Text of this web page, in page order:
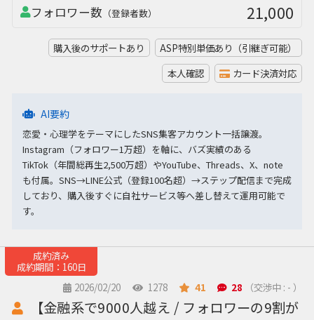
フォロワー数 （登録者数） 21,000
購入後のサポートあり
ASP特別単価あり（引継ぎ可能）
本人確認
カード決済対応
AI要約
恋愛・心理学をテーマにしたSNS集客アカウント一括譲渡。
Instagram（フォロワー1万超）を軸に、バズ実績のある
TikTok（年間総再生2,500万超）やYouTube、Threads、X、note
も付属。SNS→LINE公式（登録100名超）→ステップ配信まで完成
しており、購入後すぐに自社サービス等へ差し替えて運用可能で
す。
成約済み
成約期間：160日
2026/02/20
1278 41 28 （交渉中 : - ）
【金融系で9000人越え / フォロワーの9割が